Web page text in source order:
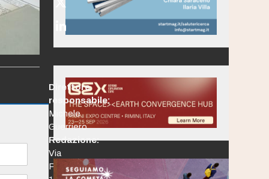
Twitter
(deprecated)
LinkedIn
Direttore
responsabile:
Michele
Guerriero
Redazione:
Via
Po,